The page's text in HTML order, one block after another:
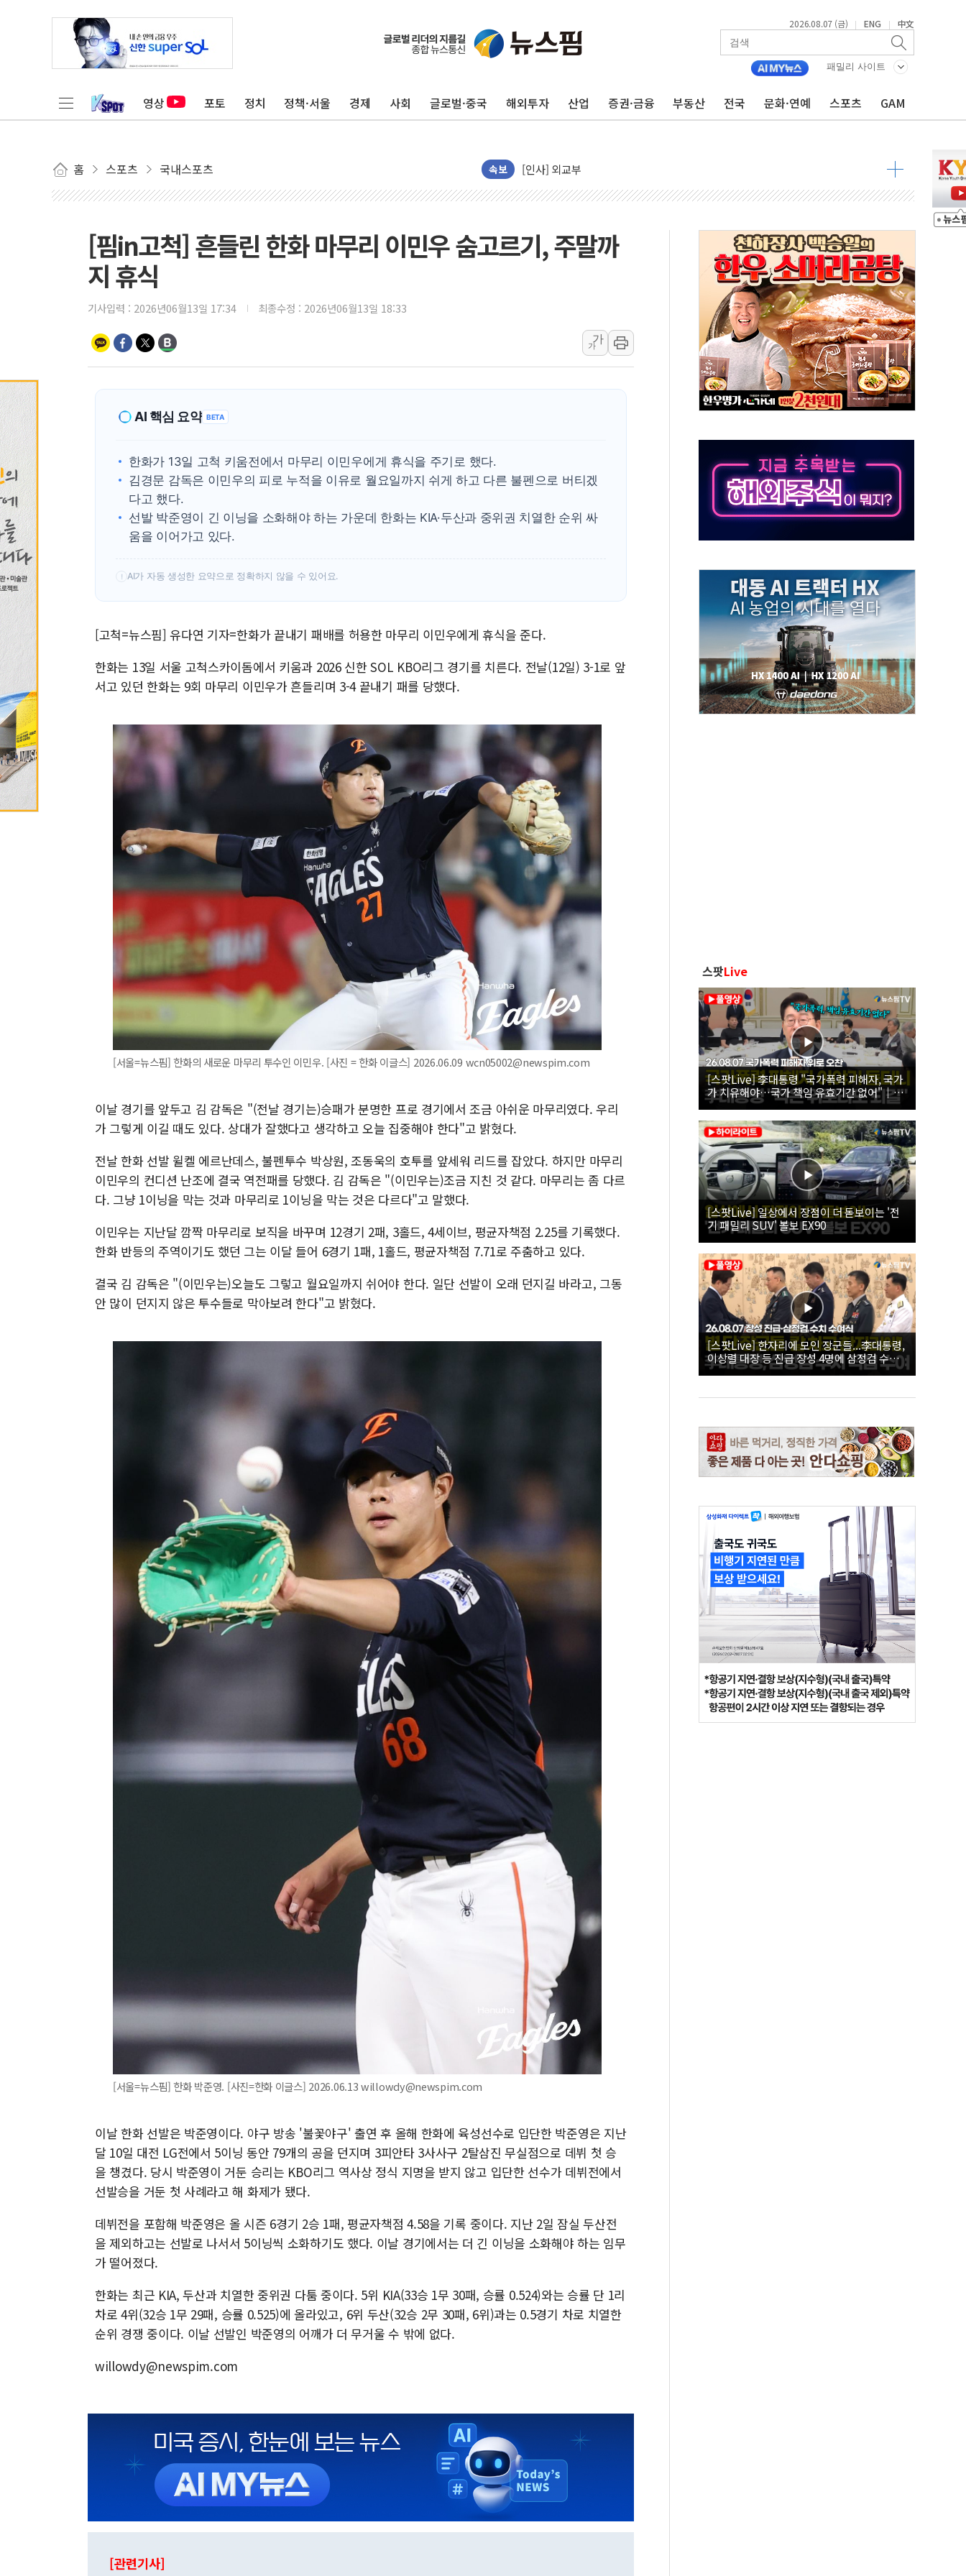
2026.08.07 (금) | ENG | 中文
패밀리 사이트
영상 포토 정치 정책·서울 경제 사회 글로벌·중국 해외투자 산업 증권·금융 부동산 전국 문화·연예 스포츠 GAM
홈 스포츠 국내스포츠 속보
호남반도체 산단 하루 65만톤 용수 필요…절반은 하수처리수로 공급한다
[일본 증시] 닛케이, 레이저텍·SBG 실적 우려에 이틀째 하락...토픽스는 상승
롯데케미칼, 2분기 영업익 1101억 '흑자전환'
외교부, 美 의원들 정통망법 비판에 반박..."디지털 환경 변화에 따른 것"
하나은행, 7일부터 비대면 주담대 신규 취급 중단
공진원, 맨시티 선수단에 한글 디자인 협업 제품 전달
GS25 '소비뇽레몬블랑하이볼', 레드닷 디자인 어워드 수상
李대통령, 국가폭력 피해자 청와대로 초청해 사과…"국가가 책임 다하겠다"
신세계百, 포트넘앤메이슨 9주년 여름 기획세트 출시
[기자수첩] ISA 개편, 국장 살리기보다 투자자 설득이 먼저
美 태양광 수입장벽에 한화큐셀·OCI '반색'…비중국산 부담은 변수
두나무, 경찰청 '압수 디지털자산 커스터디' 사업 맡는다
교보증권, 10일까지 코스피200 지수 기초자산 원금지급형 ELB 공모
보름째 잠 못 드는 서울…30도 열대야에 피로 누적 '건강 적신호'
미일 환율공조 뒷말 무성..."맘대로 팔지도 못하는데 무슨 기축통화"
우유자조금, 노인복지관 찾아 어르신 우유 지원 점검
[핌in고척] 흔들린 한화 마무리 이민우 숨고르기, 주말까
지 휴식
기사입력 : 2026년06월13일 17:34 최종수정 : 2026년06월13일 18:33
가
가
AI 핵심 요약 BETA
한화가 13일 고척 키움전에서 마무리 이민우에게 휴식을 주기로 했다.
김경문 감독은 이민우의 피로 누적을 이유로 월요일까지 쉬게 하고 다른 불펜으로 버티겠
다고 했다.
선발 박준영이 긴 이닝을 소화해야 하는 가운데 한화는 KIA·두산과 중위권 치열한 순위 싸
움을 이어가고 있다.
! AI가 자동 생성한 요약으로 정확하지 않을 수 있어요.
[고척=뉴스핌] 유다연 기자=한화가 끝내기 패배를 허용한 마무리 이민우에게 휴식을 준다.
한화는 13일 서울 고척스카이돔에서 키움과 2026 신한 SOL KBO리그 경기를 치른다. 전날(12일) 3-1로 앞
서고 있던 한화는 9회 마무리 이민우가 흔들리며 3-4 끝내기 패를 당했다.
[서울=뉴스핌] 한화의 새로운 마무리 투수인 이민우. [사진 = 한화 이글스] 2026.06.09 wcn05002@newspim.com
이날 경기를 앞두고 김 감독은 "(전날 경기는)승패가 분명한 프로 경기에서 조금 아쉬운 마무리였다. 우리
가 그렇게 이길 때도 있다. 상대가 잘했다고 생각하고 오늘 집중해야 한다"고 밝혔다.
전날 한화 선발 윌켈 에르난데스, 불펜투수 박상원, 조동욱의 호투를 앞세워 리드를 잡았다. 하지만 마무리
이민우의 컨디션 난조에 결국 역전패를 당했다. 김 감독은 "(이민우는)조금 지친 것 같다. 마무리는 좀 다르
다. 그냥 1이닝을 막는 것과 마무리로 1이닝을 막는 것은 다르다"고 말했다.
이민우는 지난달 깜짝 마무리로 보직을 바꾸며 12경기 2패, 3홀드, 4세이브, 평균자책점 2.25를 기록했다.
한화 반등의 주역이기도 했던 그는 이달 들어 6경기 1패, 1홀드, 평균자책점 7.71로 주춤하고 있다.
결국 김 감독은 "(이민우는)오늘도 그렇고 월요일까지 쉬어야 한다. 일단 선발이 오래 던지길 바라고, 그동
안 많이 던지지 않은 투수들로 막아보려 한다"고 밝혔다.
[서울=뉴스핌] 한화 박준영. [사진=한화 이글스] 2026.06.13 willowdy@newspim.com
이날 한화 선발은 박준영이다. 야구 방송 '불꽃야구' 출연 후 올해 한화에 육성선수로 입단한 박준영은 지난
달 10일 대전 LG전에서 5이닝 동안 79개의 공을 던지며 3피안타 3사사구 2탈삼진 무실점으로 데뷔 첫 승
을 챙겼다. 당시 박준영이 거둔 승리는 KBO리그 역사상 정식 지명을 받지 않고 입단한 선수가 데뷔전에서
선발승을 거둔 첫 사례라고 해 화제가 됐다.
데뷔전을 포함해 박준영은 올 시즌 6경기 2승 1패, 평균자책점 4.58을 기록 중이다. 지난 2일 잠실 두산전
을 제외하고는 선발로 나서서 5이닝씩 소화하기도 했다. 이날 경기에서는 더 긴 이닝을 소화해야 하는 임무
가 떨어졌다.
한화는 최근 KIA, 두산과 치열한 중위권 다툼 중이다. 5위 KIA(33승 1무 30패, 승률 0.524)와는 승률 단 1리
차로 4위(32승 1무 29패, 승률 0.525)에 올라있고, 6위 두산(32승 2무 30패, 6위)과는 0.5경기 차로 치열한
순위 경쟁 중이다. 이날 선발인 박준영의 어깨가 더 무거울 수 밖에 없다.
willowdy@newspim.com
[관련기사]
스팟Live
[스팟Live] 李대통령 "국가폭력 피해자, 국가
가 치유해야…국가 책임 유효기간 없어"｜
26.08.07 국가폭력 피해자 위로 오찬
[스팟Live] 일상에서 장점이 더 돋보이는 '전
기 패밀리 SUV' 볼보 EX90
[스팟Live] 한자리에 모인 장군들...李대통령,
이상렬 대장 등 진급 장성 4명에 삼정검 수치
직접 수여｜26.08.07 장성 진급·삼정검 수치